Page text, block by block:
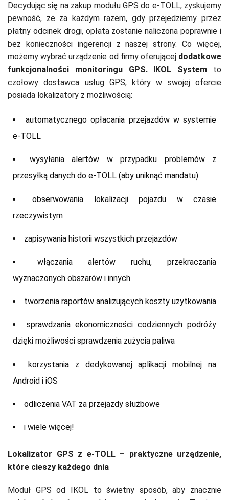
Decydując się na zakup modułu GPS do e-TOLL, zyskujemy
pewność, że za każdym razem, gdy przejedziemy przez
płatny odcinek drogi, opłata zostanie naliczona poprawnie i
bez konieczności ingerencji z naszej strony. Co więcej,
możemy wybrać urządzenie od firmy oferującej dodatkowe
funkcjonalności monitoringu GPS. IKOL System to
czołowy dostawca usług GPS, który w swojej ofercie
posiada lokalizatory z możliwością:
automatycznego opłacania przejazdów w systemie
e-TOLL
wysyłania alertów w przypadku problemów z
przesyłką danych do e-TOLL (aby uniknąć mandatu)
obserwowania lokalizacji pojazdu w czasie
rzeczywistym
zapisywania historii wszystkich przejazdów
włączania alertów ruchu, przekraczania
wyznaczonych obszarów i innych
tworzenia raportów analizujących koszty użytkowania
sprawdzania ekonomiczności codziennych podróży
dzięki możliwości sprawdzenia zużycia paliwa
korzystania z dedykowanej aplikacji mobilnej na
Android i iOS
odliczenia VAT za przejazdy służbowe
i wiele więcej!
Lokalizator GPS z e-TOLL – praktyczne urządzenie,
które cieszy każdego dnia
Moduł GPS od IKOL to świetny sposób, aby znacznie